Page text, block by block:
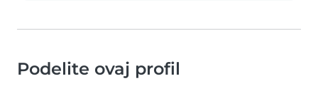
Podelite ovaj profil